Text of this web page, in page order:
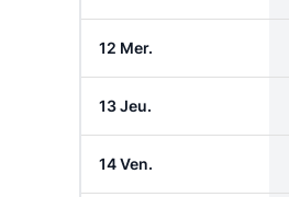
12 Mer.
13 Jeu.
14 Ven.